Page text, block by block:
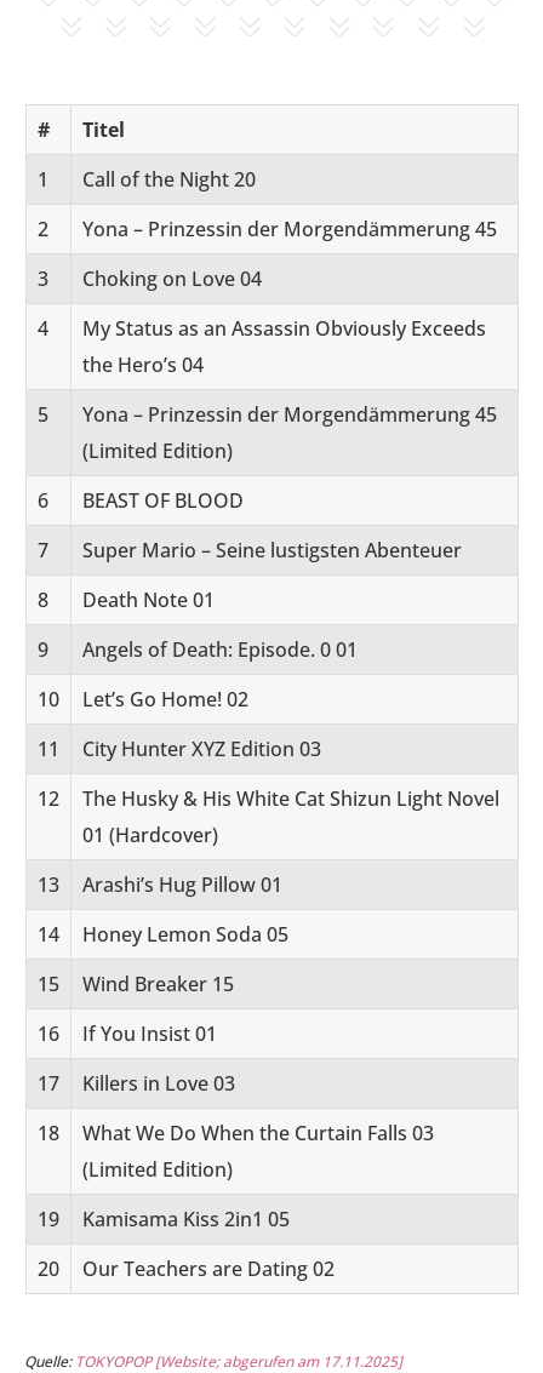
#
Titel
1
Call of the Night 20
2
Yona – Prinzessin der Morgendämmerung 45
3
Choking on Love 04
4
My Status as an Assassin Obviously Exceeds
the Hero’s 04
5
Yona – Prinzessin der Morgendämmerung 45
(Limited Edition)
6
BEAST OF BLOOD
7
Super Mario – Seine lustigsten Abenteuer
8
Death Note 01
9
Angels of Death: Episode. 0 01
10
Let’s Go Home! 02
11
City Hunter XYZ Edition 03
12
The Husky & His White Cat Shizun Light Novel
01 (Hardcover)
13
Arashi’s Hug Pillow 01
14
Honey Lemon Soda 05
15
Wind Breaker 15
16
If You Insist 01
17
Killers in Love 03
18
What We Do When the Curtain Falls 03
(Limited Edition)
19
Kamisama Kiss 2in1 05
20
Our Teachers are Dating 02
Quelle: TOKYOPOP [Website; abgerufen am 17.11.2025]